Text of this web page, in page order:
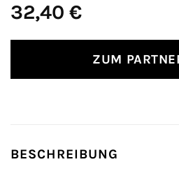
32,40 €
ZUM
BESCHREIBUNG